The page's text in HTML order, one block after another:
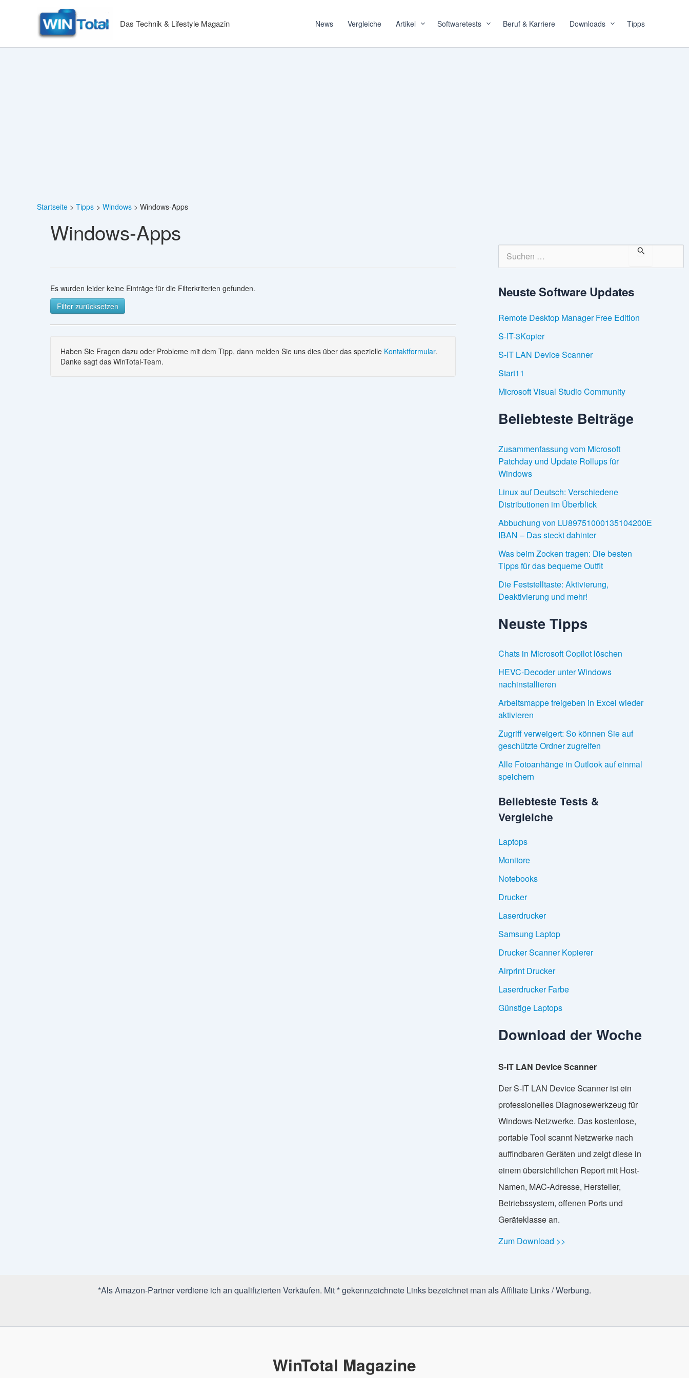
Das Technik & Lifestyle Magazin News Vergleiche Artikel Softwaretests Beruf & Karriere Downloads Tipps
Startseite Tipps Windows Windows-Apps
Windows-Apps
Es wurden leider keine Einträge für die Filterkriterien gefunden.
Filter zurücksetzen
Haben Sie Fragen dazu oder Probleme mit dem Tipp, dann melden Sie uns dies über das spezielle Kontaktformular.
Danke sagt das WinTotal-Team.
c
e
a
c
h
:
Neuste Software Updates
Remote Desktop Manager Free Edition
S-IT-3Kopier
S-IT LAN Device Scanner
Start11
Microsoft Visual Studio Community
Beliebteste Beiträge
Zusammenfassung vom Microsoft
Patchday und Update Rollups für
Windows
Linux auf Deutsch: Verschiedene
Distributionen im Überblick
Abbuchung von LU89751000135104200E
IBAN – Das steckt dahinter
Was beim Zocken tragen: Die besten
Tipps für das bequeme Outfit
Die Feststelltaste: Aktivierung,
Deaktivierung und mehr!
Neuste Tipps
Chats in Microsoft Copilot löschen
HEVC-Decoder unter Windows
nachinstallieren
Arbeitsmappe freigeben in Excel wieder
aktivieren
Zugriff verweigert: So können Sie auf
geschützte Ordner zugreifen
Alle Fotoanhänge in Outlook auf einmal
speichern
Beliebteste Tests &
Vergleiche
Laptops
Monitore
Notebooks
Drucker
Laserdrucker
Samsung Laptop
Drucker Scanner Kopierer
Airprint Drucker
Laserdrucker Farbe
Günstige Laptops
Download der Woche
S-IT LAN Device Scanner
Der S-IT LAN Device Scanner ist ein
professionelles Diagnosewerkzeug für
Windows-Netzwerke. Das kostenlose,
portable Tool scannt Netzwerke nach
auffindbaren Geräten und zeigt diese in
einem übersichtlichen Report mit Host-
Namen, MAC-Adresse, Hersteller,
Betriebssystem, offenen Ports und
Geräteklasse an.
Zum Download >>
*Als Amazon-Partner verdiene ich an qualifizierten Verkäufen. Mit * gekennzeichnete Links bezeichnet man als Affiliate Links / Werbung.
WinTotal Magazine